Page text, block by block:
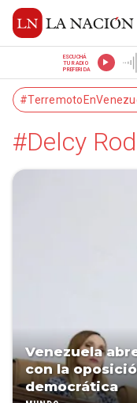
ESCUCHÁ
TU RADIO
PREFERIDA
#Delcy
Venezuela
con la
democrática